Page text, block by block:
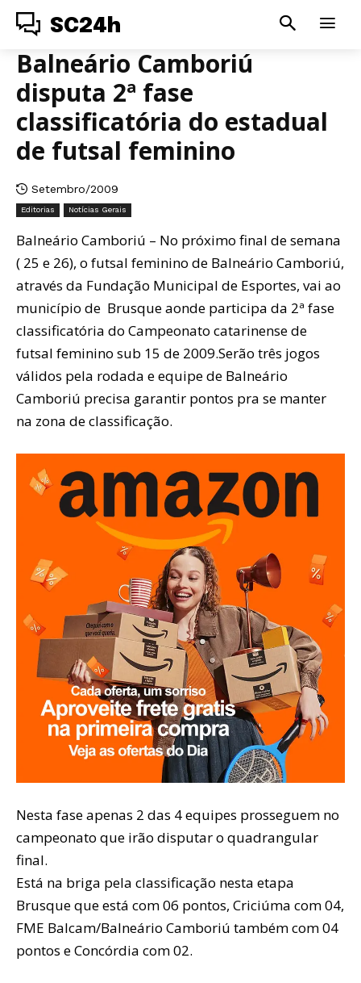
SC24h
Balneário Camboriú
disputa 2ª fase
classificatória do estadual
de futsal feminino
Setembro/2009
Editorias Notícias Gerais
Balneário Camboriú – No próximo final de semana
( 25 e 26), o futsal feminino de Balneário Camboriú,
através da Fundação Municipal de Esportes, vai ao
município de Brusque aonde participa da 2ª fase
classificatória do Campeonato catarinense de
futsal feminino sub 15 de 2009.Serão três jogos
válidos pela rodada e equipe de Balneário
Camboriú precisa garantir pontos pra se manter
na zona de classificação.
Nesta fase apenas 2 das 4 equipes prosseguem no
campeonato que irão disputar o quadrangular
final.
Está na briga pela classificação nesta etapa
Brusque que está com 06 pontos, Criciúma com 04,
FME Balcam/Balneário Camboriú também com 04
pontos e Concórdia com 02.